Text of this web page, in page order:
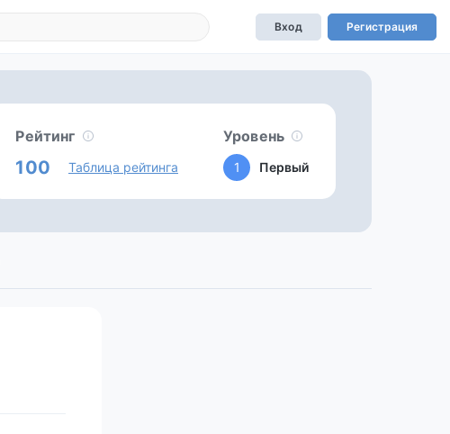
Вход Регистрация
Рейтинг
100 Таблица рейтинга
Уровень
1 Первый